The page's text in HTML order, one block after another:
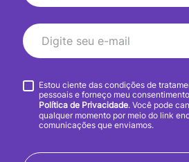
Estou ciente das condições de
pessoais e forneço meu
Política de Privacidade. Você pode
qualquer momento por meio do link
comunicações que enviamos.